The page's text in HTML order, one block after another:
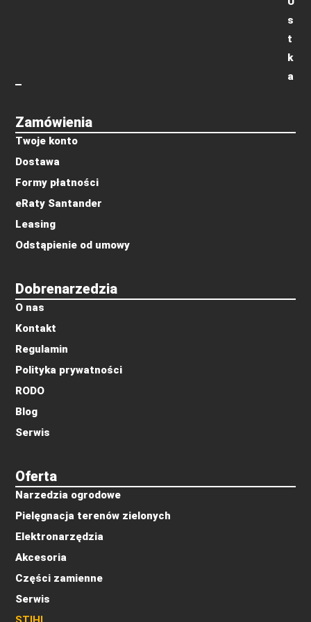
Oferta
Narzedzia ogrodowe
Pielęgnacja terenów zielonych
Elektronarzędzia
Akcesoria
Części zamienne
Serwis
Dobrenarzedzia
O nas
Kontakt
Regulamin
Polityka prywatności
RODO
Blog
Serwis
Zamówienia
Twoje konto
Dostawa
Formy płatności
eRaty Santander
Leasing
Odstąpienie od umowy
s
t
k
a